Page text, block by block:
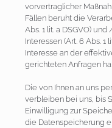
vorvertraglicher
Fällen beruht die
Abs. 1 lit. a DSGVO)
Interessen (Art. 6 Abs. 1
Interesse an der
gerichteten Anfragen
Die von Ihnen an uns
verbleiben bei uns, bis
Einwilligung zur
die Datenspeicherung